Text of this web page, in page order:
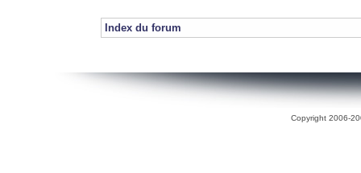
Index du forum
Copyright 2006-